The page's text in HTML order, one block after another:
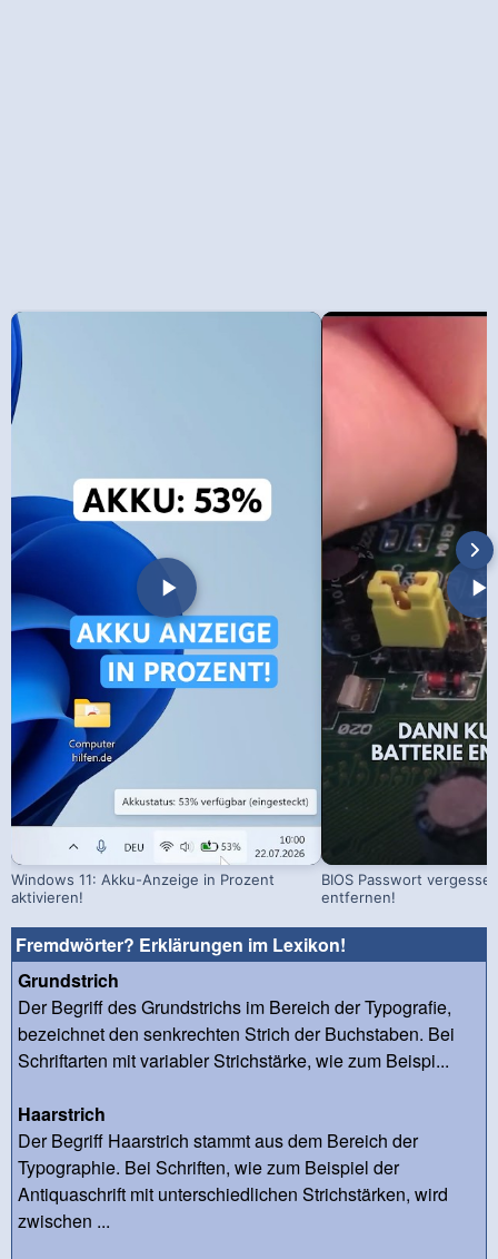
Windows 11: Akku-Anzeige in Prozent
aktivieren!
BIOS Passwort
entfernen!
Fremdwörter? Erklärungen im Lexikon!
Grundstrich
Der Begriff des Grundstrichs im Bereich der Typografie,
bezeichnet den senkrechten Strich der Buchstaben. Bei
Schriftarten mit variabler Strichstärke, wie zum Beispi...
Haarstrich
Der Begriff Haarstrich stammt aus dem Bereich der
Typographie. Bei Schriften, wie zum Beispiel der
Antiquaschrift mit unterschiedlichen Strichstärken, wird
zwischen ...